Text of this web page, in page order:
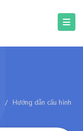
/ Hướng dẫn cấu hình